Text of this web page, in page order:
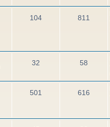
104 811
32 58
501 616